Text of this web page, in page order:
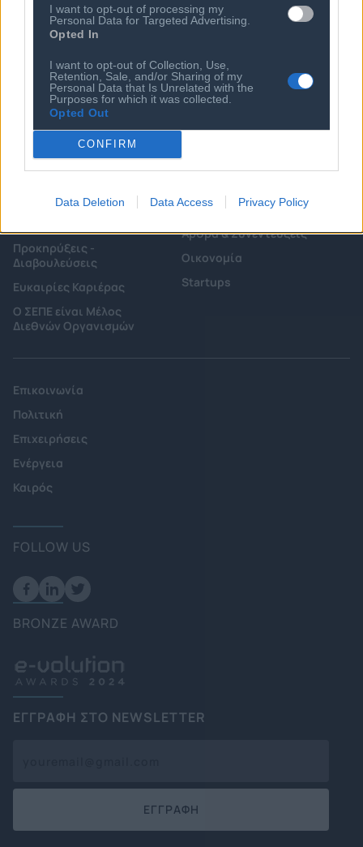
I want to opt-out of processing my
Personal Data for Targeted Advertising.
Opted In
I want to opt-out of Collection, Use,
Retention, Sale, and/or Sharing of my
Personal Data that Is Unrelated with the
Purposes for which it was collected.
Opted Out
CONFIRM
Data Deletion Data Access Privacy Policy
Καταστατικό
Κώδικας Δεοντολογίας
Κανονισμός Διαιτησίας
Ιστορικό
Αιρετά Όργανα
Επιχειρήσεις - Μέλη
Εγγραφή Νέου Μέλους
Εργασίας
Προκηρύξεις -
Διαβουλεύσεις
Ευκαιρίες Καριέρας
Ο ΣΕΠΕ είναι Μέλος
Διεθνών Οργανισμών
Έρευνες - Μελέτες
Άρθρα & Συνεντεύξεις
Οικονομία
Startups
Επικοινωνία
Πολιτική
Επιχειρήσεις
Ενέργεια
Καιρός
FOLLOW US
BRONZE AWARD
ΕΓΓΡΑΦΗ ΣΤΟ NEWSLETTER
ΕΓΓΡΑΦΗ